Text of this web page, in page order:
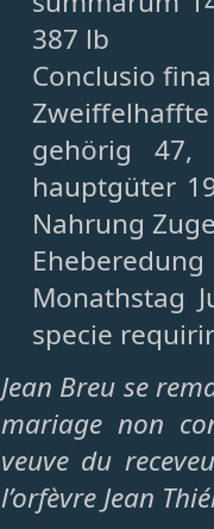
387 lb
Conclusio
gehörig 47,
hauptgüter
Nahrung
Monathstag
specie
Jean Breu se
mariage non
veuve du
l’orfèvre Jean